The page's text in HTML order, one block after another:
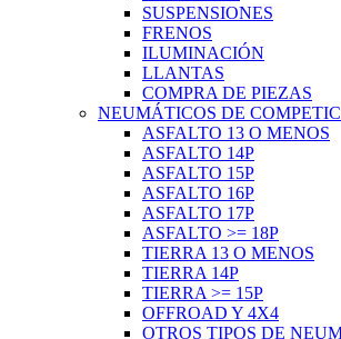
SUSPENSIONES
FRENOS
ILUMINACIÓN
LLANTAS
COMPRA DE PIEZAS
NEUMÁTICOS DE
ASFALTO 13 O MENOS
ASFALTO 14P
ASFALTO 15P
ASFALTO 16P
ASFALTO 17P
ASFALTO >= 18P
TIERRA 13 O MENOS
TIERRA 14P
TIERRA >= 15P
OFFROAD Y 4X4
OTROS TIPOS DE